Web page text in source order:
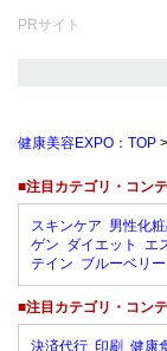
PRサイト
健康美容EXPO：TOP >
■注目カテゴリ・コン
スキンケア 男性化
ゲン ダイエット エ
テイン ブルーベリー
■注目カテゴリ・コン
決済代行 印刷 健康